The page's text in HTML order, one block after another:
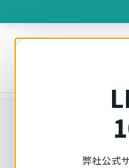
弊社公式
OTTOCAST正規販売